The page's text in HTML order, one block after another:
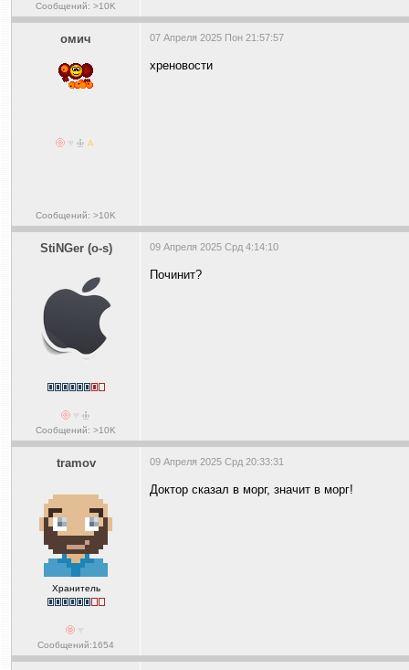
Сообщений: >10K
омич
Сообщений: >10K
07 Апреля 2025 Пон 21:57:57
хреновости
StiNGer (o-s)
Сообщений: >10K
09 Апреля 2025 Срд 4:14:10
Починит?
tramov
Хранитель
Сообщений:1654
09 Апреля 2025 Срд 20:33:31
Доктор сказал в морг, значит в морг!